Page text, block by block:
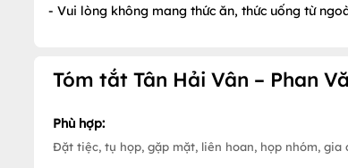
- Vui lòng không mang thức ăn, thức uống từ
Tóm tắt Tân Hải Vân – Phan
Phù hợp:
Đặt tiệc, tụ họp, gặp mặt, liên hoan, họp nhóm, gia